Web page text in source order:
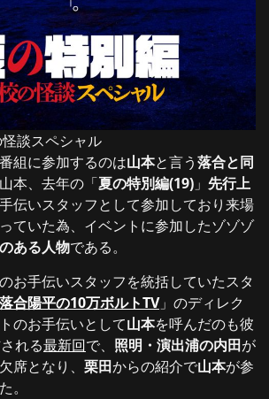
談スペシャル
組に参加するのは山本と言う落合と同
本、去年の「夏の特別編(19)」 先行上
伝いスタッフとして参加しており来場
ていた為、イベントに参加したゾゾゾ
ある人物である。
お手伝いスタッフを統括していたスタ
落合陽平の10万ボルトTV」のディレク
のお手伝いとして山本を呼んだのも彼
れる最新回で、 照明・演出浦の内田が
席となり、 栗田からの紹介で山本が参
。